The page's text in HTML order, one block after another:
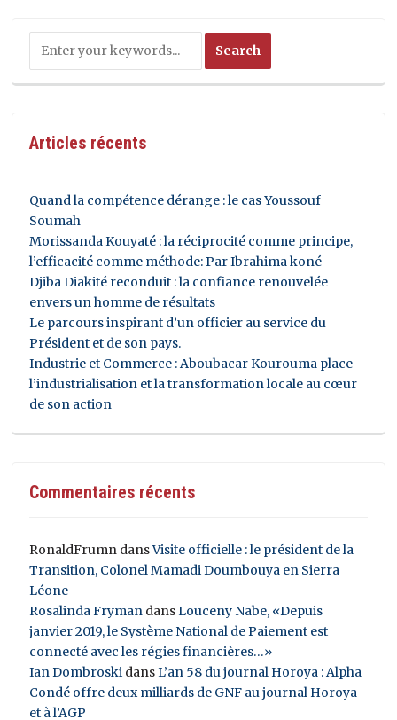
Articles récents
Quand la compétence dérange : le cas Youssouf
Soumah
Morissanda Kouyaté : la réciprocité comme principe,
l’efficacité comme méthode: Par Ibrahima koné
Djiba Diakité reconduit : la confiance renouvelée
envers un homme de résultats
Le parcours inspirant d’un officier au service du
Président et de son pays.
Industrie et Commerce : Aboubacar Kourouma place
l’industrialisation et la transformation locale au cœur
de son action
Commentaires récents
RonaldFrumn dansVisite officielle : le président de la
Transition, Colonel Mamadi Doumbouya en Sierra
Léone
Rosalinda Fryman dansLouceny Nabe, «Depuis
janvier 2019, le Système National de Paiement est
connecté avec les régies financières…»
Ian Dombroski dansL’an 58 du journal Horoya : Alpha
Condé offre deux milliards de GNF au journal Horoya
et à l’AGP